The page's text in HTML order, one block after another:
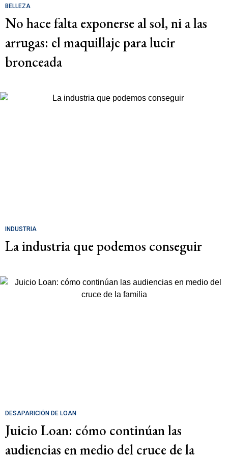
BELLEZA
No hace falta exponerse al sol, ni a las
arrugas: el maquillaje para lucir
bronceada
INDUSTRIA
La industria que podemos conseguir
DESAPARICIÓN DE LOAN
Juicio Loan: cómo continúan las
audiencias en medio del cruce de la